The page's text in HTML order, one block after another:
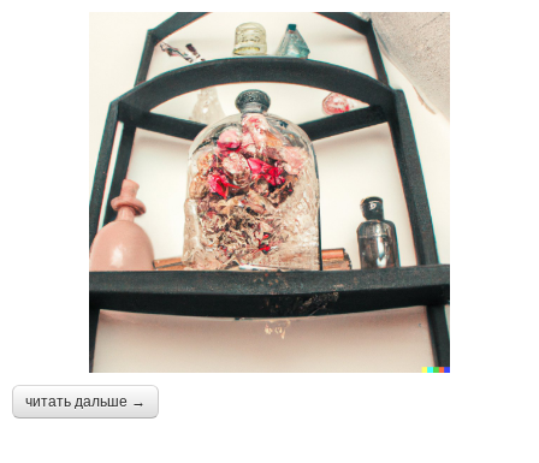
читать дальше →